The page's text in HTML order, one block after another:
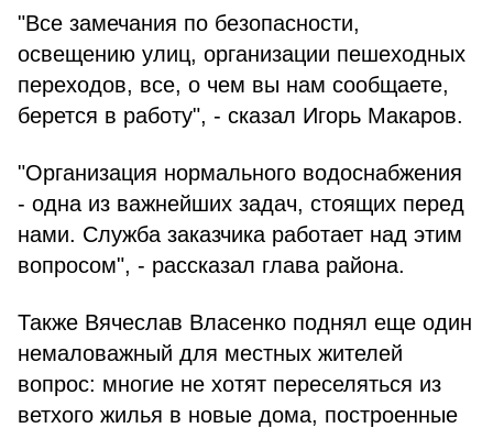
"Все замечания по безопасности,
освещению улиц, организации пешеходных
переходов, все, о чем вы нам сообщаете,
берется в работу", - сказал Игорь Макаров.
"Организация нормального водоснабжения
- одна из важнейших задач, стоящих перед
нами. Служба заказчика работает над этим
вопросом", - рассказал глава района.
Также Вячеслав Власенко поднял еще один
немаловажный для местных жителей
вопрос: многие не хотят переселяться из
ветхого жилья в новые дома, построенные